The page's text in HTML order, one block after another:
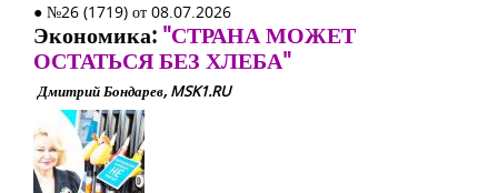
● №26 (1719) от 08.07.2026
Экономика: "СТРАНА МОЖЕТ
ОСТАТЬСЯ БЕЗ ХЛЕБА"
Дмитрий Бондарев, MSK1.RU